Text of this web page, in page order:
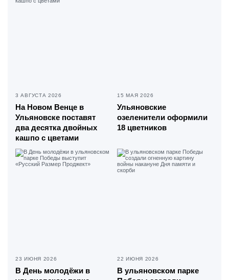
3 АВГУСТА 2026
На Новом Венце в
Ульяновске поставят
два десятка двойных
кашпо с цветами
15 МАЯ 2026
Ульяновские
озеленители оформили
18 цветников
23 ИЮНЯ 2026
В День молодёжи в
22 ИЮНЯ 2026
В ульяновском парке